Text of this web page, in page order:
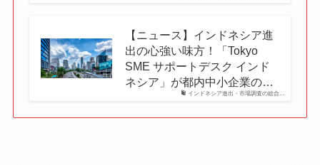
インドネシア進出・市場調査の総合…
【ニュース】インドネシア進
出の心強い味方！「Tokyo
SME サポートデスク インド
ネシア」が都内中小企業の…